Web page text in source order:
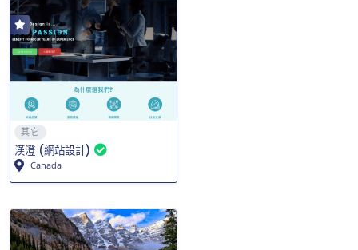
其它
漢澄 (網站設計)
Canada